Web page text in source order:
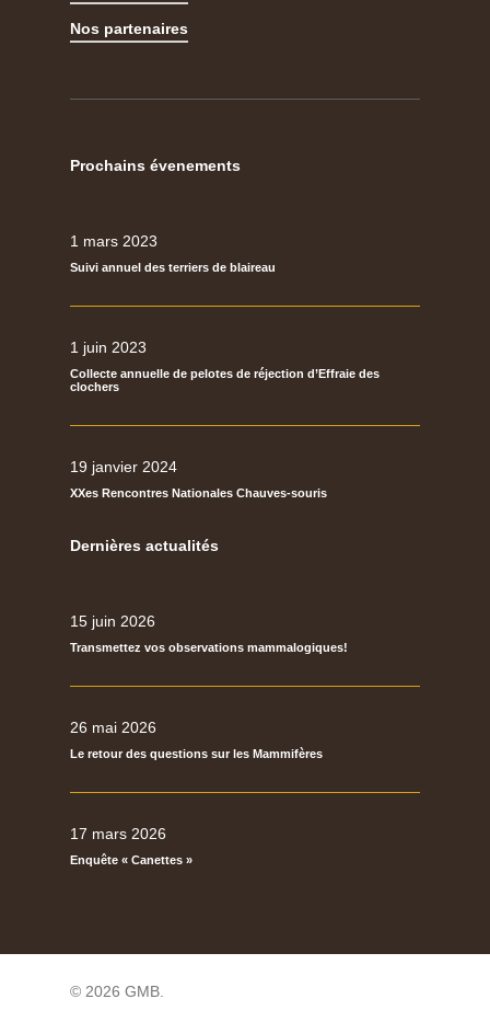
Nos partenaires
Prochains évenements
1 mars 2023
Suivi annuel des terriers de blaireau
1 juin 2023
Collecte annuelle de pelotes de réjection d’Effraie des
clochers
19 janvier 2024
XXes Rencontres Nationales Chauves-souris
Dernières actualités
15 juin 2026
Transmettez vos observations mammalogiques!
26 mai 2026
Le retour des questions sur les Mammifères
17 mars 2026
Enquête « Canettes »
© 2026 GMB.